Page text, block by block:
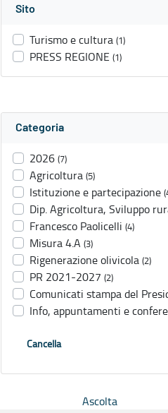
Sito
Turismo e cultura (1)
PRESS REGIONE (1)
Categoria
2026 (7)
Agricoltura (5)
Istituzione e partecipazione
Dip. Agricoltura, Sviluppo
Francesco Paolicelli (4)
Misura 4.A (3)
Rigenerazione olivicola (2)
PR 2021-2027 (2)
Comunicati stampa del
Info, appuntamenti e
Cancella
Ascolta